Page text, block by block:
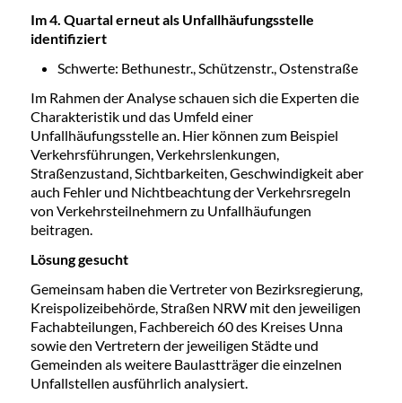
Im 4. Quartal erneut als Unfallhäufungsstelle
identifiziert
Schwerte: Bethunestr., Schützenstr., Ostenstraße
Im Rahmen der Analyse schauen sich die Experten die
Charakteristik und das Umfeld einer
Unfallhäufungsstelle an. Hier können zum Beispiel
Verkehrsführungen, Verkehrslenkungen,
Straßenzustand, Sichtbarkeiten, Geschwindigkeit aber
auch Fehler und Nichtbeachtung der Verkehrsregeln
von Verkehrsteilnehmern zu Unfallhäufungen
beitragen.
Lösung gesucht
Gemeinsam haben die Vertreter von Bezirksregierung,
Kreispolizeibehörde, Straßen NRW mit den jeweiligen
Fachabteilungen, Fachbereich 60 des Kreises Unna
sowie den Vertretern der jeweiligen Städte und
Gemeinden als weitere Baulastträger die einzelnen
Unfallstellen ausführlich analysiert.